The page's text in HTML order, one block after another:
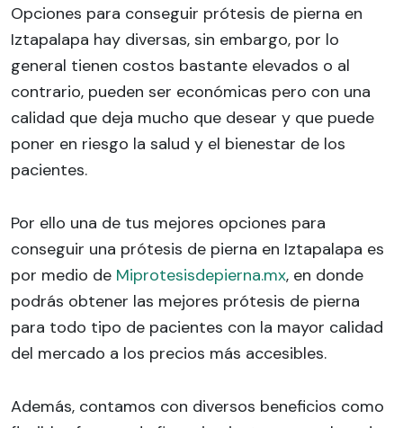
Opciones para conseguir prótesis de pierna en
Iztapalapa hay diversas, sin embargo, por lo
general tienen costos bastante elevados o al
contrario, pueden ser económicas pero con una
calidad que deja mucho que desear y que puede
poner en riesgo la salud y el bienestar de los
pacientes.
Por ello una de tus mejores opciones para
conseguir una prótesis de pierna en Iztapalapa es
por medio de Miprotesisdepierna.mx, en donde
podrás obtener las mejores prótesis de pierna
para todo tipo de pacientes con la mayor calidad
del mercado a los precios más accesibles.
Además, contamos con diversos beneficios como